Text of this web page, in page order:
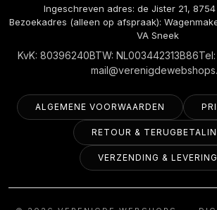
Ingeschreven adres: de Jister 21, 8754
Bezoekadres (alleen op afspraak):
VA Sneek
KvK: 80396240BTW: NL003442313B86
ALGEMENE VOORWAARDEN
RETOUR &
VERZENDING & LEVERING